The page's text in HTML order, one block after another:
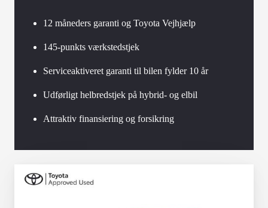
12 måneders garanti og Toyota Vejhjælp
145-punkts værkstedstjek
Serviceaktiveret garanti til bilen fylder 10 år
Udførligt helbredstjek på hybrid- og elbil
Attraktiv finansiering og forsikring